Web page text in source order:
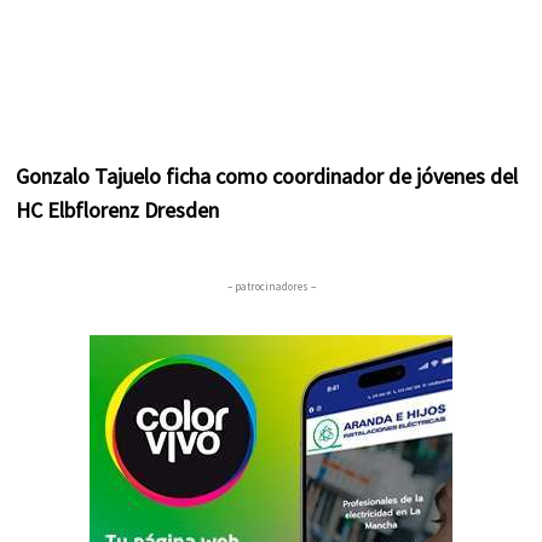
Gonzalo Tajuelo ficha como coordinador de jóvenes del
HC Elbflorenz Dresden
– patrocinadores –